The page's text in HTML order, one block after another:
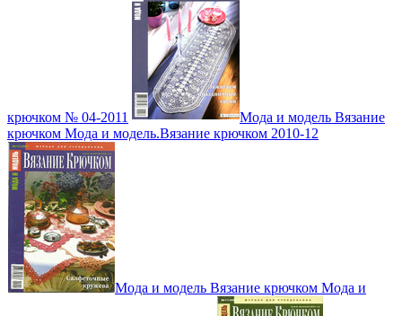
крючком № 04-2011
Мода и модель Вязание
крючком Мода и модель.Вязание крючком 2010-12
Мода и модель Вязание крючком Мода и